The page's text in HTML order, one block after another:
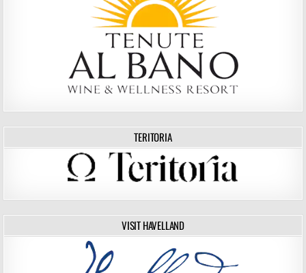
TERITORIA
VISIT HAVELLAND